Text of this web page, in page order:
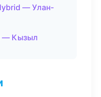
— Улан-
— Кызыл